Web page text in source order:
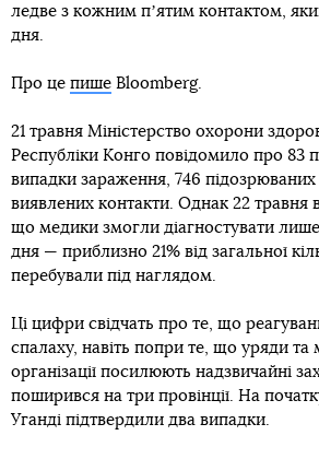
ледве з кожним пʼятим контактом,
дня.
Про це пише Bloomberg.
21 травня Міністерство охорони
Республіки Конго повідомило про 83
випадки зараження, 746 підозрюваних
виявлених контакти. Однак 22 травня
що медики змогли діагностувати
дня — приблизно 21% від загальної
перебували під наглядом.
Ці цифри свідчать про те, що
спалаху, навіть попри те, що уряди та
організації посилюють надзвичайні
поширився на три провінції. На
Уганді підтвердили два випадки.